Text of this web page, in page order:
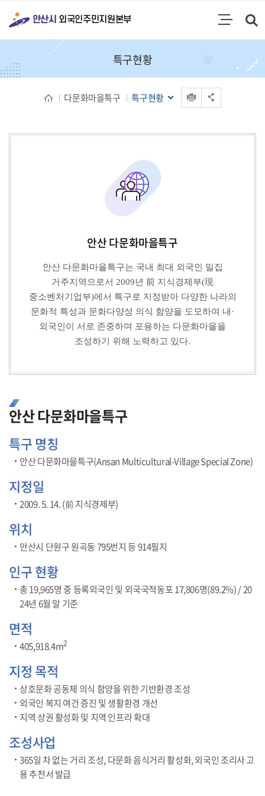
안산시 외국인주민지원본부
주메뉴
특구현황
다문화마을특구 특구현황
안산 다문화마을특구
안산 다문화마을특구는 국내 최대 외국인 밀집
거주지역으로서 2009년 前 지식경제부(現
중소벤처기업부)에서 특구로 지정받아 다양한 나라의
문화적 특성과 문화다양성 의식 함양을 도모하여 내·
외국인이 서로 존중하며 포용하는 다문화마을을
조성하기 위해 노력하고 있다.
안산 다문화마을특구
특구 명칭
안산 다문화마을특구(Ansan Multicultural-Village Special Zone)
지정일
2009. 5. 14. (前 지식경제부)
위치
안산시 단원구 원곡동 795번지 등 914필지
인구 현황
총 19,965명 중 등록외국인 및 외국국적동포 17,806명(89.2%) / 20
24년 6월 말 기준
면적
405,918.4m2
지정 목적
상호문화 공동체 의식 함양을 위한 기반환경 조성
외국인 복지 여건 증진 및 생활환경 개선
지역 상권 활성화 및 지역 인프라 확대
조성사업
365일 차 없는 거리 조성, 다문화 음식거리 활성화, 외국인 조리사 고
용 추천서 발급